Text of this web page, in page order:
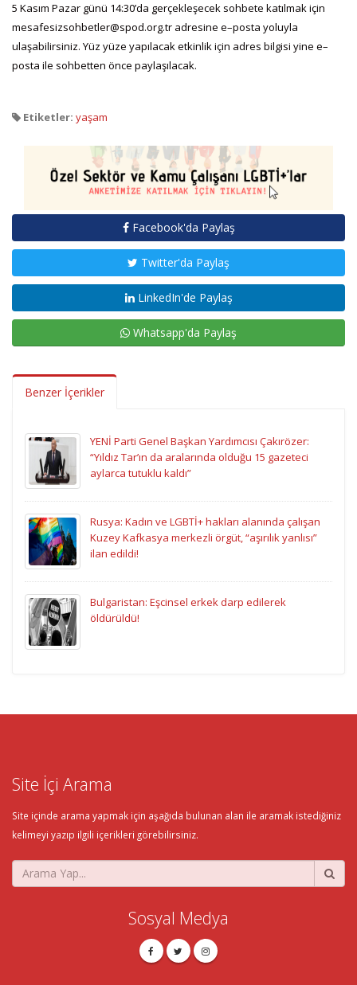
5 Kasım Pazar günü 14:30’da gerçekleşecek sohbete katılmak için
mesafesizsohbetler@spod.org.tr adresine e–posta yoluyla
ulaşabilirsiniz. Yüz yüze yapılacak etkinlik için adres bilgisi yine e–
posta ile sohbetten önce paylaşılacak.
Etiketler: yaşam
Facebook'da Paylaş
Twitter'da Paylaş
LinkedIn'de Paylaş
Whatsapp'da Paylaş
Benzer İçerikler
YENİ Parti Genel Başkan Yardımcısı Çakırözer:
“Yıldız Tar’ın da aralarında olduğu 15 gazeteci
aylarca tutuklu kaldı”
Rusya: Kadın ve LGBTİ+ hakları alanında çalışan
Kuzey Kafkasya merkezli örgüt, “aşırılık yanlısı”
ilan edildi!
Bulgaristan: Eşcinsel erkek darp edilerek
öldürüldü!
Site İçi Arama
Site içinde arama yapmak için aşağıda bulunan alan ile aramak istediğiniz
kelimeyi yazıp ilgili içerikleri görebilirsiniz.
Sosyal Medya